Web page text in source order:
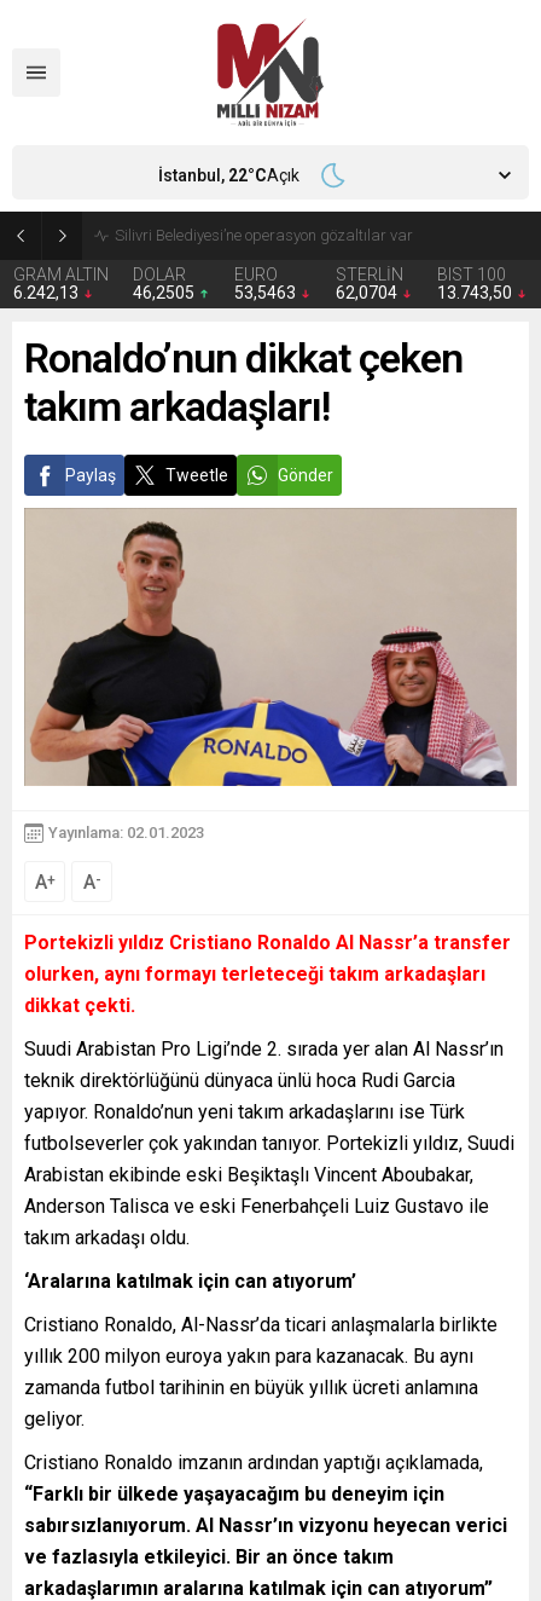
Tekirdağ’da kimya fabrikasında patlama; 4 yaralı
GRAM ALTIN
6.242,13
DOLAR
46,2505
EURO
53,5463
STERLİN
62,0704
BIST 100
13.743,50
İstanbul, 22°CAçık
Ronaldo’nun dikkat çeken
takım arkadaşları!
Paylaş Tweetle Gönder
Yayınlama: 02.01.2023
A+ A-
Portekizli yıldız Cristiano Ronaldo Al Nassr’a transfer
olurken, aynı formayı terleteceği takım arkadaşları
dikkat çekti.
Suudi Arabistan Pro Ligi’nde 2. sırada yer alan Al Nassr’ın
teknik direktörlüğünü dünyaca ünlü hoca Rudi Garcia
yapıyor. Ronaldo’nun yeni takım arkadaşlarını ise Türk
futbolseverler çok yakından tanıyor. Portekizli yıldız, Suudi
Arabistan ekibinde eski Beşiktaşlı Vincent Aboubakar,
Anderson Talisca ve eski Fenerbahçeli Luiz Gustavo ile
takım arkadaşı oldu.
‘Aralarına katılmak için can atıyorum’
Cristiano Ronaldo, Al-Nassr’da ticari anlaşmalarla birlikte
yıllık 200 milyon euroya yakın para kazanacak. Bu aynı
zamanda futbol tarihinin en büyük yıllık ücreti anlamına
geliyor.
Cristiano Ronaldo imzanın ardından yaptığı açıklamada,
“Farklı bir ülkede yaşayacağım bu deneyim için
sabırsızlanıyorum. Al Nassr’ın vizyonu heyecan verici
ve fazlasıyla etkileyici. Bir an önce takım
arkadaşlarımın aralarına katılmak için can atıyorum”